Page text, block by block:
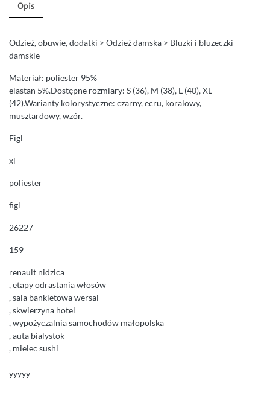
Opis
Odzież, obuwie, dodatki > Odzież damska > Bluzki i bluzeczki
damskie
Materiał: poliester 95%
elastan 5%.Dostępne rozmiary: S (36), M (38), L (40), XL
(42).Warianty kolorystyczne: czarny, ecru, koralowy,
musztardowy, wzór.
Figl
xl
poliester
figl
26227
159
renault nidzica
, etapy odrastania włosów
, sala bankietowa wersal
, skwierzyna hotel
, wypożyczalnia samochodów małopolska
, auta bialystok
, mielec sushi
yyyyy